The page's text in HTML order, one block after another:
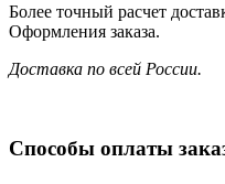
Более точный расчет
Оформления заказа.
Доставка по всей России.
Способы оплаты